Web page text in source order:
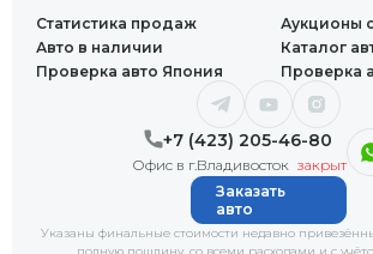
+7 (423) 205-46-80
Офис в г.Владивосток закрыт
Статистика продаж
Аукционы
Авто в наличии
Каталог
Проверка авто Япония
Проверка
Указаны финальные стоимости недавно
Заказать
авто